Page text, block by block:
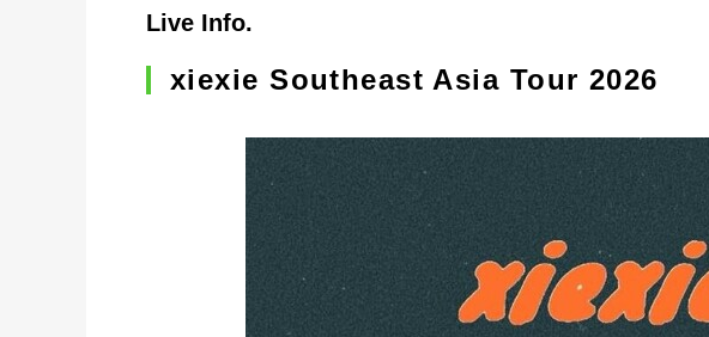
Live Info.
xiexie Southeast Asia Tour 2026